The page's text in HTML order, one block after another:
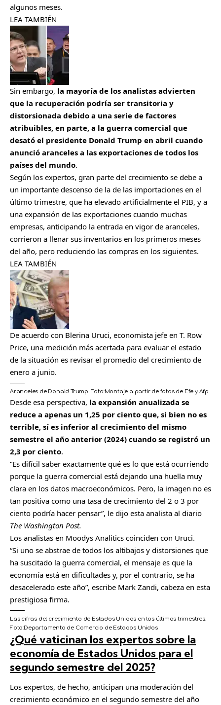
algunos meses.
LEA TAMBIÉN
Sin embargo, la mayoría de los analistas advierten
que la recuperación podría ser transitoria y
distorsionada debido a una serie de factores
atribuibles, en parte, a la guerra comercial que
desató el presidente Donald Trump en abril cuando
anunció aranceles a las exportaciones de todos los
países del mundo.
Según los expertos, gran parte del crecimiento se debe a
un importante descenso de la de las importaciones en el
último trimestre, que ha elevado artificialmente el PIB, y a
una expansión de las exportaciones cuando muchas
empresas, anticipando la entrada en vigor de aranceles,
corrieron a llenar sus inventarios en los primeros meses
del año, pero reduciendo las compras en los siguientes.
LEA TAMBIÉN
De acuerdo con Blerina Uruci, economista jefe en T. Row
Price, una medición más acertada para evaluar el estado
de la situación es revisar el promedio del crecimiento de
enero a junio.
Aranceles de Donald Trump.Foto:Montaje a partir de fotos de Efe y Afp
Desde esa perspectiva, la expansión anualizada se
reduce a apenas un 1,25 por ciento que, si bien no es
terrible, sí es inferior al crecimiento del mismo
semestre el año anterior (2024) cuando se registró un
2,3 por ciento.
“Es difícil saber exactamente qué es lo que está ocurriendo
porque la guerra comercial está dejando una huella muy
clara en los datos macroeconómicos. Pero, la imagen no es
tan positiva como una tasa de crecimiento del 2 o 3 por
ciento podría hacer pensar”, le dijo esta analista al diario
The Washington Post.
Los analistas en Moodys Analitics coinciden con Uruci.
“Si uno se abstrae de todos los altibajos y distorsiones que
ha suscitado la guerra comercial, el mensaje es que la
economía está en dificultades y, por el contrario, se ha
desacelerado este año”, escribe Mark Zandi, cabeza en esta
prestigiosa firma.
Las cifras del crecimiento de Estados Unidos en los últimos trimestres.
Foto:Departamento de Comercio de Estados Unidos
¿Qué vaticinan los expertos sobre la
economía de Estados Unidos para el
segundo semestre del 2025?
Los expertos, de hecho, anticipan una moderación del
crecimiento económico en el segundo semestre del año